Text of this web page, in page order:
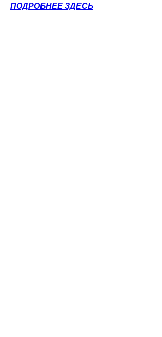
ПОДРОБНЕЕ ЗДЕСЬ